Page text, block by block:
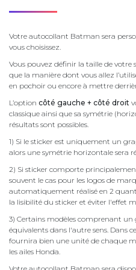
Votre autocollant Batman sera
vous choisissez.
Vous pouvez définir la taille de
que la manière dont vous allez
en pochoir ou encore à mettre
L’option côté gauche + côté droit
classique ainsi que sa symétrie
résultats sont possibles.
1) Si le sticker est uniquement un
alors une symétrie horizontale sera
2) Si sticker comporte
souvent le cas pour les logos de
automatiquement réalisé en 2
la lisibilité du sticker et éviter l'effet
3) Certains modèles comprenant
équivalents dans l'autre sens. Dans
fournira bien une unité de chaque
les ailes Honda.